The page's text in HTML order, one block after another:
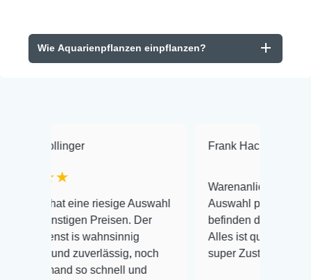
Wie Aquarienpflanzen einpflanzen?
riesige Auswahl
Preisen. Der
wahnsinnig
noch
schnell und
Frank Hackmayer ★★★★
Warenanlieferung Top und die
Auswahl plus gesundheitliches
befinden der Fische einwandfrei.
Alles ist quick lebendig und im
super Zustand. Gerne wieder 😃